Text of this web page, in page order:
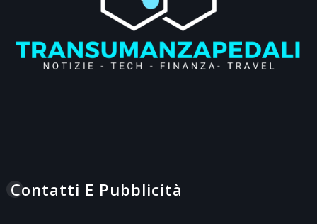
Contatti E Pubblicità